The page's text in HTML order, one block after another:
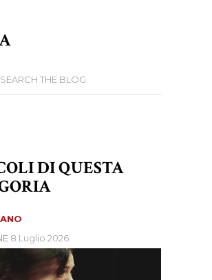
DI QUESTA
8 Luglio 2026